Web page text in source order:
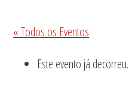
« Todos os Eventos
Este evento já decorreu.
Sidebar